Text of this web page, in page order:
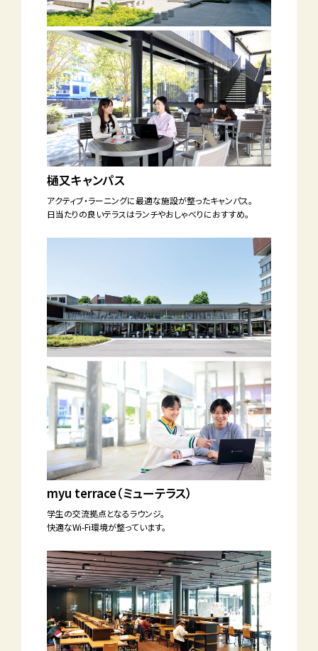
樋又キャンパス
アクティブ・ラーニングに最適な施設が整ったキャンパス。
日当たりの良いテラスはランチやおしゃべりにおすすめ。
myu terrace（ミューテラス）
学生の交流拠点となるラウンジ。
快適なWi-Fi環境が整っています。